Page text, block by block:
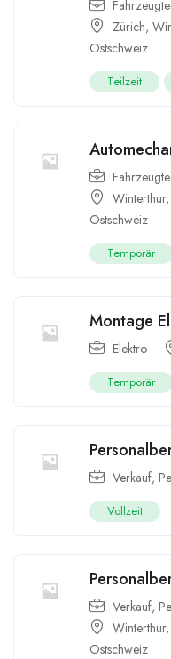
Zürich,
Ostschweiz
Teilzeit
Winterthur,
Ostschweiz
Temporär
Montage
Elektro
Temporär
Verkauf,
Vollzeit
Verkauf,
Winterthur,
Ostschweiz